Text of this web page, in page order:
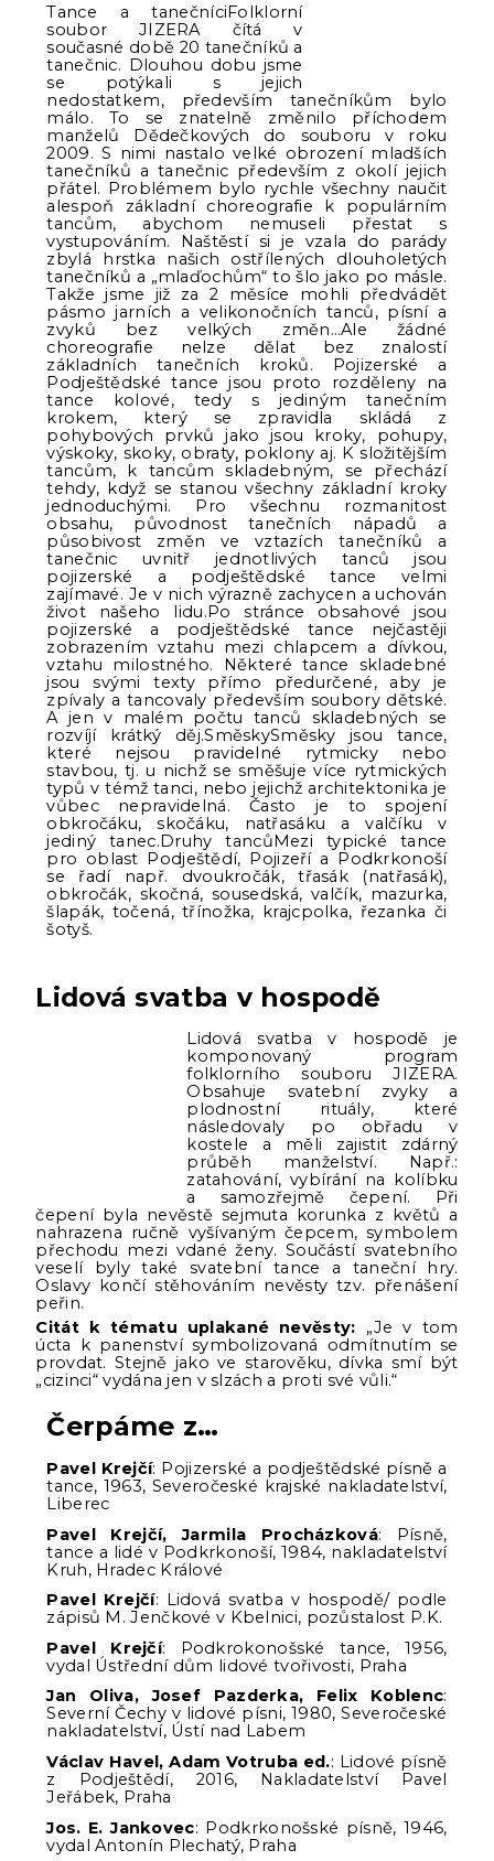
Tance a tanečníciFolklorní
soubor JIZERA čítá v
současné době 20 tanečníků a
tanečnic. Dlouhou dobu jsme
se potýkali s jejich
nedostatkem, především tanečníkům bylo
málo. To se znatelně změnilo příchodem
manželů Dědečkových do souboru v roku
2009. S nimi nastalo velké obrození mladších
tanečníků a tanečnic především z okolí jejich
přátel. Problémem bylo rychle všechny naučit
alespoň základní choreografie k populárním
tancům, abychom nemuseli přestat s
vystupováním. Naštěstí si je vzala do parády
zbylá hrstka našich ostřílených dlouholetých
tanečníků a „mlaďochům“ to šlo jako po másle.
Takže jsme již za 2 měsíce mohli předvádět
pásmo jarních a velikonočních tanců, písní a
zvyků bez velkých změn…Ale žádné
choreografie nelze dělat bez znalostí
základních tanečních kroků. Pojizerské a
Podještědské tance jsou proto rozděleny na
tance kolové, tedy s jediným tanečním
krokem, který se zpravidla skládá z
pohybových prvků jako jsou kroky, pohupy,
výskoky, skoky, obraty, poklony aj. K složitějším
tancům, k tancům skladebným, se přechází
tehdy, když se stanou všechny základní kroky
jednoduchými. Pro všechnu rozmanitost
obsahu, původnost tanečních nápadů a
působivost změn ve vztazích tanečníků a
tanečnic uvnitř jednotlivých tanců jsou
pojizerské a podještědské tance velmi
zajímavé. Je v nich výrazně zachycen a uchován
život našeho lidu.Po stránce obsahové jsou
pojizerské a podještědské tance nejčastěji
zobrazením vztahu mezi chlapcem a dívkou,
vztahu milostného. Některé tance skladebné
jsou svými texty přímo předurčené, aby je
zpívaly a tancovaly především soubory dětské.
A jen v malém počtu tanců skladebných se
rozvíjí krátký děj.SměskySměsky jsou tance,
které nejsou pravidelné rytmicky nebo
stavbou, tj. u nichž se směšuje více rytmických
typů v témž tanci, nebo jejichž architektonika je
vůbec nepravidelná. Často je to spojení
obkročáku, skočáku, natřasáku a valčíku v
jediný tanec.Druhy tancůMezi typické tance
pro oblast Podještědí, Pojizeří a Podkrkonoší
se řadí např. dvoukročák, třasák (natřasák),
obkročák, skočná, sousedská, valčík, mazurka,
šlapák, točená, třínožka, krajcpolka, řezanka či
šotyš.
Lidová svatba v hospodě
Lidová svatba v hospodě je
komponovaný program
folklorního souboru JIZERA.
Obsahuje svatební zvyky a
plodnostní rituály, které
následovaly po obřadu v
kostele a měli zajistit zdárný
průběh manželství. Např.:
zatahování, vybírání na kolíbku
a samozřejmě čepení. Při
čepení byla nevěstě sejmuta korunka z květů a
nahrazena ručně vyšívaným čepcem, symbolem
přechodu mezi vdané ženy. Součástí svatebního
veselí byly také svatební tance a taneční hry.
Oslavy končí stěhováním nevěsty tzv. přenášení
peřin.
Citát k tématu uplakané nevěsty: „Je v tom
úcta k panenství symbolizovaná odmítnutím se
provdat. Stejně jako ve starověku, dívka smí být
„cizinci“ vydána jen v slzách a proti své vůli.“
Čerpáme z…
Pavel Krejčí: Pojizerské a podještědské písně a
tance, 1963, Severočeské krajské nakladatelství,
Liberec
Pavel Krejčí, Jarmila Procházková: Písně,
tance a lidé v Podkrkonoší, 1984, nakladatelství
Kruh, Hradec Králové
Pavel Krejčí: Lidová svatba v hospodě/ podle
zápisů M. Jenčkové v Kbelnici, pozůstalost P.K.
Pavel Krejčí: Podkrokonošské tance, 1956,
vydal Ústřední dům lidové tvořivosti, Praha
Jan Oliva, Josef Pazderka, Felix Koblenc:
Severní Čechy v lidové písni, 1980, Severočeské
nakladatelství, Ústí nad Labem
Václav Havel, Adam Votruba ed.: Lidové písně
z Podještědí, 2016, Nakladatelství Pavel
Jeřábek, Praha
Jos. E. Jankovec: Podkrkonošské písně, 1946,
vydal Antonín Plechatý, Praha